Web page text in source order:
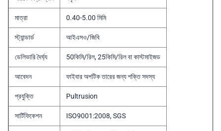
মাত্রা 0.40-5.00 মিমি
স্ট্যান্ডার্ড আইএসও/জিবি
ডেলিভারি দৈর্ঘ্য 50কিমি/রিল, 25কিমি/রিল বা কাস্টমাইজড
আবেদন ফাইবার অপটিক তারের জন্য শক্তি সদস্য
প্রযুক্তি Pultrusion
সার্টিফিকেশন ISO9001:2008, SGS